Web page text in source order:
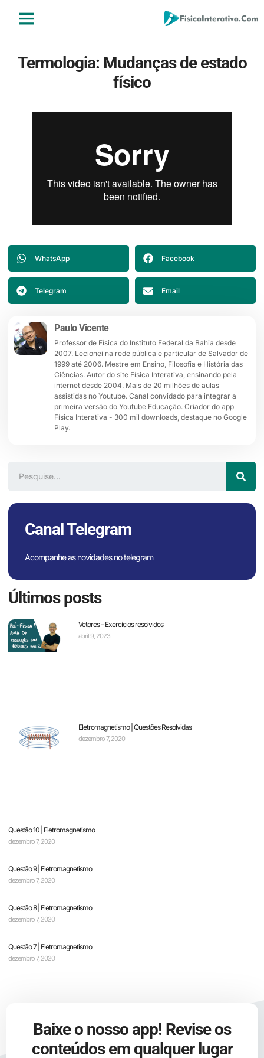
Termologia: Mudanças de estado
físico
WhatsApp Facebook
Telegram Email
Paulo Vicente
Professor de Física do Instituto Federal da Bahia desde
2007. Lecionei na rede pública e particular de Salvador de
1999 até 2006. Mestre em Ensino, Filosofia e História das
Ciências. Autor do site Física Interativa, ensinando pela
internet desde 2004. Mais de 20 milhões de aulas
assistidas no Youtube. Canal convidado para integrar a
primeira versão do Youtube Educação. Criador do app
Física Interativa - 300 mil downloads, destaque no Google
Play.
Canal Telegram
Acompanhe as novidades no telegram
Últimos posts
Vetores – Exercícios resolvidos
abril 9, 2023
Eletromagnetismo | Questões Resolvidas
dezembro 7, 2020
Questão 10 | Eletromagnetismo
dezembro 7, 2020
Questão 9 | Eletromagnetismo
dezembro 7, 2020
Questão 8 | Eletromagnetismo
dezembro 7, 2020
Questão 7 | Eletromagnetismo
dezembro 7, 2020
Baixe o nosso app! Revise os
conteúdos em qualquer lugar